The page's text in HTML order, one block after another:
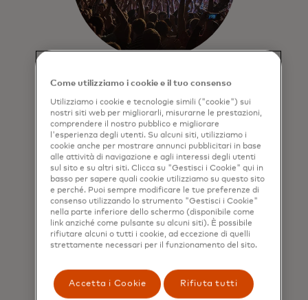
Intrattenimento
Accedi a prevendite esclusive di
biglietti, accessi prioritari e vivi
esperienze indimenticabili durante
gli eventi musicali, teatrali o sportivi
piùrichiesti.
Come utilizziamo i cookie e il tuo consenso
Utilizziamo i cookie e tecnologie simili ("cookie") sui
nostri siti web per migliorarli, misurarne le prestazioni,
comprendere il nostro pubblico e migliorare
l'esperienza degli utenti. Su alcuni siti, utilizziamo i
cookie anche per mostrare annunci pubblicitari in base
alle attività di navigazione e agli interessi degli utenti
sul sito e su altri siti. Clicca su "Gestisci i Cookie" qui in
basso per sapere quali cookie utilizziamo su questo sito
e perché. Puoi sempre modificare le tue preferenze di
consenso utilizzando lo strumento "Gestisci i Cookie"
nella parte inferiore dello schermo (disponibile come
link anziché come pulsante su alcuni siti). È possibile
rifiutare alcuni o tutti i cookie, ad eccezione di quelli
strettamente necessari per il funzionamento del sito.
Accetta i Cookie Rifiuta tutti